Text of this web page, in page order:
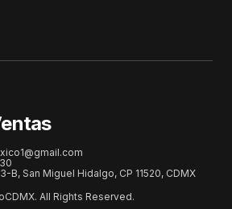
B, San Miguel Hidalgo, CP 11520, CDMX
All Rights Reserved.